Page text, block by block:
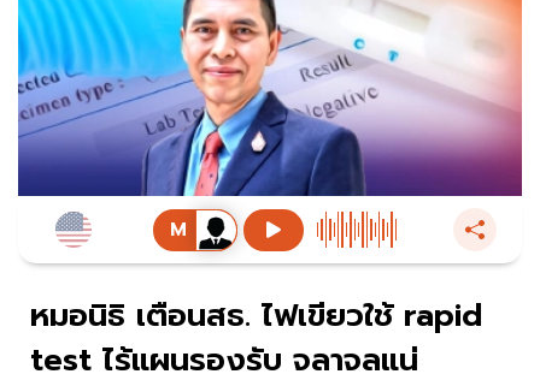
หมอนิธิ เตือนสธ. ไฟเขียวใช้ rapid
test ไร้แผนรองรับ จลาจลแน่